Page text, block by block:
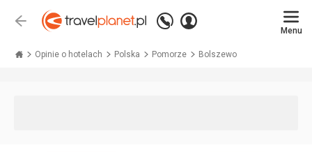
Wstecz
Zadzwoń
+48 71 771 76 55
Zaloguj
Menu
Opinie o hotelach Polska Pomorze Bolszewo